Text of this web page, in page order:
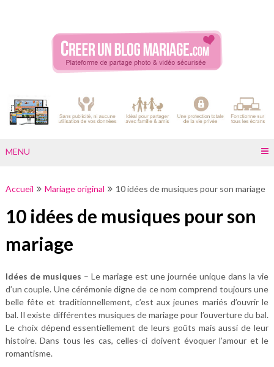
MENU
Accueil Mariage original 10 idées de musiques pour son mariage
10 idées de musiques pour son
mariage
Idées de musiques – Le mariage est une journée unique dans la vie
d’un couple. Une cérémonie digne de ce nom comprend toujours une
belle fête et traditionnellement, c’est aux jeunes mariés d’ouvrir le
bal. Il existe différentes musiques de mariage pour l’ouverture du bal.
Le choix dépend essentiellement de leurs goûts mais aussi de leur
histoire. Dans tous les cas, celles-ci doivent évoquer l’amour et le
romantisme.